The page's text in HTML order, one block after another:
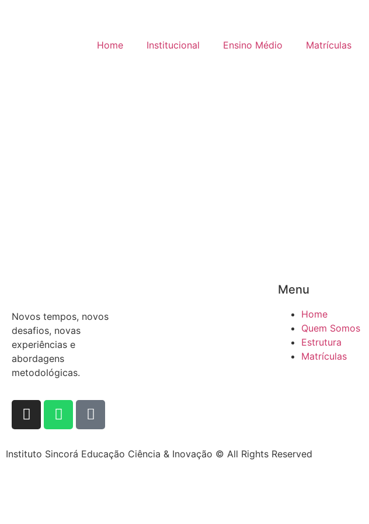
Home Institucional Ensino Médio Matrículas
Novos tempos, novos
desafios, novas
experiências e
abordagens
metodológicas.
Menu
Home
Quem Somos
Estrutura
Matrículas
Instituto Sincorá Educação Ciência & Inovação © All Rights Reserved